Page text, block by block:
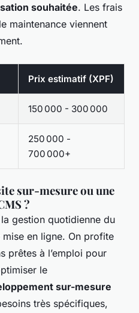
souhaitée. Les frais
maintenance viennent
Prix estimatif (XPF)
150 000 - 300 000
250 000 -
700 000+
sur-mesure ou une
?
gestion quotidienne du
en ligne. On profite
prêtes à l’emploi pour
le
sur-mesure
très spécifiques,